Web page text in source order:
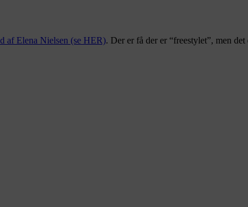
af Elena Nielsen (se HER). Der er få der er “freestylet”, men